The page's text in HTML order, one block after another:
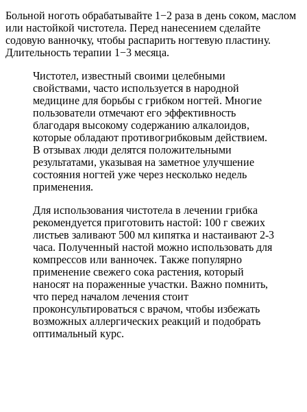
Больной ноготь обрабатывайте 1−2 раза в день соком, маслом
или настойкой чистотела. Перед нанесением сделайте
содовую ванночку, чтобы распарить ногтевую пластину.
Длительность терапии 1−3 месяца.
Чистотел, известный своими целебными
свойствами, часто используется в народной
медицине для борьбы с грибком ногтей. Многие
пользователи отмечают его эффективность
благодаря высокому содержанию алкалоидов,
которые обладают противогрибковым действием.
В отзывах люди делятся положительными
результатами, указывая на заметное улучшение
состояния ногтей уже через несколько недель
применения.
Для использования чистотела в лечении грибка
рекомендуется приготовить настой: 100 г свежих
листьев заливают 500 мл кипятка и настаивают 2-3
часа. Полученный настой можно использовать для
компрессов или ванночек. Также популярно
применение свежего сока растения, который
наносят на пораженные участки. Важно помнить,
что перед началом лечения стоит
проконсультироваться с врачом, чтобы избежать
возможных аллергических реакций и подобрать
оптимальный курс.